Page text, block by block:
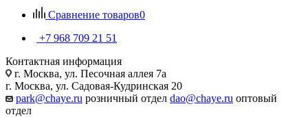
Сравнение товаров0
+7 968 709 21 51
Контактная информация
г. Москва, ул. Песочная аллея 7а
г. Москва, ул. Садовая-Кудринская 20
park@chaye.ru розничный отдел dao@chaye.ru оптовый
отдел